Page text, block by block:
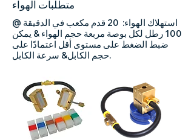
متطلبات الهواء
استهلاك الهواء: 20 قدم مكعب في الدقيقة @
100 رطل لكل بوصة مربعة حجم الهواء & يمكن
ضبط الضغط على مستوى أقل اعتمادًا على
حجم الكابل& سرعة الكابل. ​